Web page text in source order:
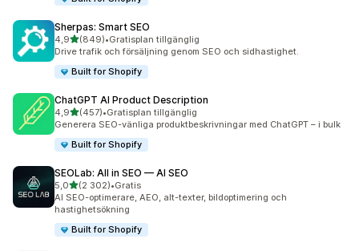
Sherpas: Smart SEO
4,9av 5 stjärnor
(849)
849 recensioner totalt
•Gratisplan tillgänglig
Drive trafik och försäljning genom SEO och sidhastighet.
Built for Shopify
ChatGPT AI Product Description
4,9av 5 stjärnor
(457)
457 recensioner totalt
•Gratisplan tillgänglig
Generera SEO-vänliga produktbeskrivningar med ChatGPT – i bulk
Built for Shopify
SEOLab: All in SEO — AI SEO
5,0av 5 stjärnor
(2 302)
2302 recensioner totalt
•Gratis
AI SEO-optimerare, AEO, alt-texter, bildoptimering och
hastighetsökning
Built for Shopify